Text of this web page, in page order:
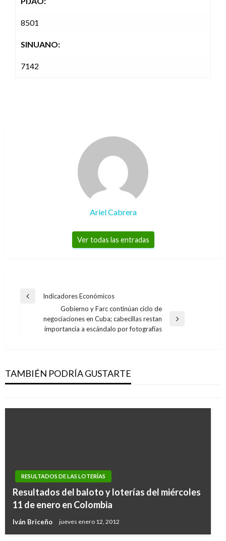
8501
SINUANO:
7142
Ariel Cabrera
Ver todas las entradas
Navegación
entradas
Entrada
Indicadores Económicos
Entrada
siguiente
Gobierno y Farc continúan ciclo de
negociaciones en Cuba; cabecillas restan
importancia a escándalo por fotografías
TAMBIÉN PODRÍA GUSTARTE
domingo 22 de octubre en Colombia
Ariel Cabrera lunes octubre 23, 2017
RESULTADOS DE LAS LOTERÍAS
Resultados del baloto y loterías del miércoles
11 de enero en Colombia
Iván Briceño jueves enero 12, 2012
Resultados de las loterías y chances de este